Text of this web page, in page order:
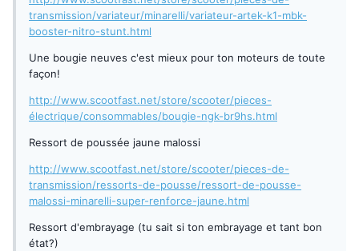
transmission/variateur/minarelli/variateur-artek-k1-mbk-
booster-nitro-stunt.html
Une bougie neuves c'est mieux pour ton moteurs de toute
façon!
http://www.scootfast.net/store/scooter/pieces-
électrique/consommables/bougie-ngk-br9hs.html
Ressort de poussée jaune malossi
http://www.scootfast.net/store/scooter/pieces-de-
transmission/ressorts-de-pousse/ressort-de-pousse-
malossi-minarelli-super-renforce-jaune.html
Ressort d'embrayage (tu sait si ton embrayage et tant bon
état?)